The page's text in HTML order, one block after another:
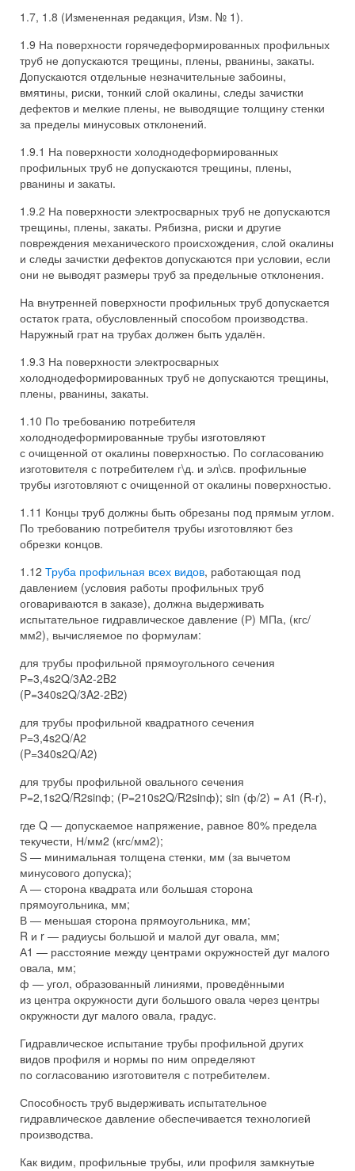
1.7, 1.8 (Измененная редакция, Изм. № 1).
1.9 На поверхности горячедеформированных профильных
труб не допускаются трещины, плены, рванины, закаты.
Допускаются отдельные незначительные забоины,
вмятины, риски, тонкий слой окалины, следы зачистки
дефектов и мелкие плены, не выводящие толщину стенки
за пределы минусовых отклонений.
1.9.1 На поверхности холоднодеформированных
профильных труб не допускаются трещины, плены,
рванины и закаты.
1.9.2 На поверхности электросварных труб не допускаются
трещины, плены, закаты. Рябизна, риски и другие
повреждения механического происхождения, слой окалины
и следы зачистки дефектов допускаются при условии, если
они не выводят размеры труб за предельные отклонения.
На внутренней поверхности профильных труб допускается
остаток грата, обусловленный способом производства.
Наружный грат на трубах должен быть удалён.
1.9.3 На поверхности электросварных
холоднодеформированных труб не допускаются трещины,
плены, рванины, закаты.
1.10 По требованию потребителя
холоднодеформированные трубы изготовляют
с очищенной от окалины поверхностью. По согласованию
изготовителя с потребителем г\д. и эл\св. профильные
трубы изготовляют с очищенной от окалины поверхностью.
1.11 Концы труб должны быть обрезаны под прямым углом.
По требованию потребителя трубы изготовляют без
обрезки концов.
1.12 Труба профильная всех видов, работающая под
давлением (условия работы профильных труб
оговариваются в заказе), должна выдерживать
испытательное гидравлическое давление (Р) МПа, (кгс/
мм2), вычисляемое по формулам:
для трубы профильной прямоугольного сечения
Р=3,4s2Q/3A2-2B2
(P=340s2Q/3A2-2B2)
для трубы профильной квадратного сечения
Р=3,4s2Q/A2
(P=340s2Q/A2)
для трубы профильной овального сечения
Р=2,1s2Q/R2sinф; (Р=210s2Q/R2sinф); sin (ф/2) = А1 (R-r),
где Q — допускаемое напряжение, равное 80% предела
текучести, Н/мм2 (кгс/мм2);
S — минимальная толщена стенки, мм (за вычетом
минусового допуска);
А — сторона квадрата или большая сторона
прямоугольника, мм;
В — меньшая сторона прямоугольника, мм;
R и r — радиусы большой и малой дуг овала, мм;
А1 — расстояние между центрами окружностей дуг малого
овала, мм;
ф — угол, образованный линиями, проведёнными
из центра окружности дуги большого овала через центры
окружности дуг малого овала, градус.
Гидравлическое испытание трубы профильной других
видов профиля и нормы по ним определяют
по согласованию изготовителя с потребителем.
Способность труб выдерживать испытательное
гидравлическое давление обеспечивается технологией
производства.
Как видим, профильные трубы, или профиля замкнутые